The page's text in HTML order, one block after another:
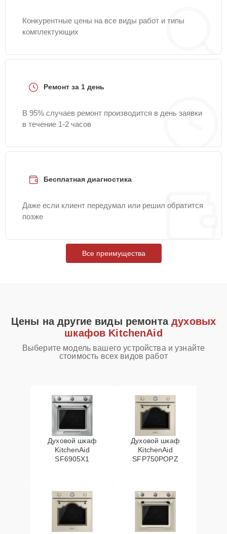
Конкурентные цены на все виды работ и типы
комплектующих
Ремонт за 1 день
В 95% случаев ремонт производится в день заявки
в течение 1-2 часов
Бесплатная диагностика
Даже если клиент передумал или решил обратится
позже
Все преимущества
Цены на другие виды ремонтадуховых
шкафов KitchenAid
Выберите модель вашего устройства и узнайте
стоимость всех видов работ
Духовой шкаф
KitchenAid
SF6905X1
Духовой шкаф
KitchenAid
SFP750POPZ